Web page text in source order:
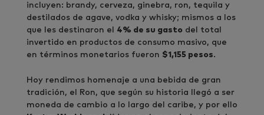
incluyen: brandy, cerveza, ginebra, ron, tequila y
destilados de agave, vodka y whisky; mismos a los
que les destinaron el 4% de su gasto del total
invertido en productos de consumo masivo, que
en términos monetarios fueron $1,155 pesos.
Hoy rendimos homenaje a una bebida de gran
tradición, el Ron, que según su historia llegó a ser
moneda de cambio a lo largo del caribe, y por ello